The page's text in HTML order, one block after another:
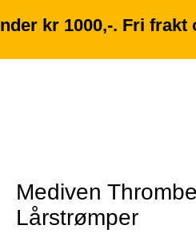
kr 1000,-. Fri
Mediven
Lårstrømper